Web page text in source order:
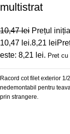
multistrat
10,47lei Prețul
10,47 lei.8,21 lei
este: 8,21 lei. Pret cu
Racord cot filet exterior 1/
nedemontabil pentru
prin strangere.